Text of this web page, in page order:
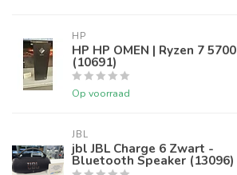
HP
HP HP OMEN | Ryzen 7 5700
(10691)
Op voorraad
JBL
jbl JBL Charge 6 Zwart -
Bluetooth Speaker (13096)